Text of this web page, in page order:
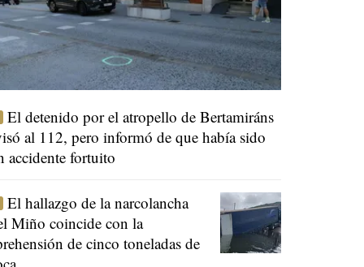
El detenido por el atropello de Bertamiráns
al 112, pero informó de que había sido
accidente fortuito
El hallazgo de la narcolancha
Miño coincide con la
de cinco toneladas de